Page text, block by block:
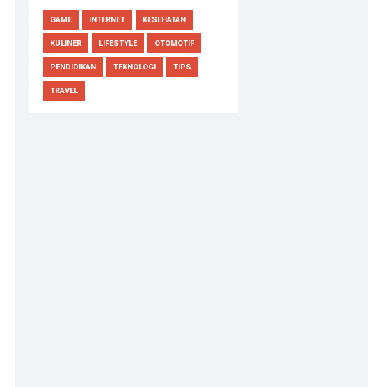
GAME INTERNET KESEHATAN
KULINER LIFESTYLE OTOMOTIF
PENDIDIKAN TEKNOLOGI TIPS
TRAVEL